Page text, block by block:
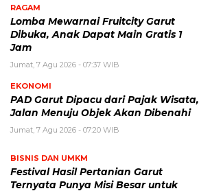
RAGAM
Lomba Mewarnai Fruitcity Garut
Dibuka, Anak Dapat Main Gratis 1
Jam
Jumat, 7 Agu 2026 - 07:37 WIB
EKONOMI
PAD Garut Dipacu dari Pajak Wisata,
Jalan Menuju Objek Akan Dibenahi
Jumat, 7 Agu 2026 - 07:20 WIB
BISNIS DAN UMKM
Festival Hasil Pertanian Garut
Ternyata Punya Misi Besar untuk